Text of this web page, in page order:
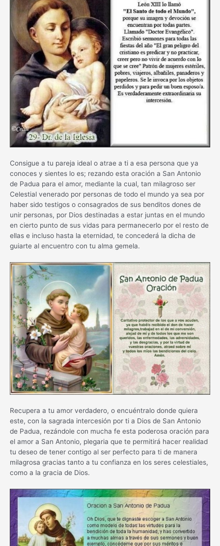
Consigue a tu pareja ideal o atrae a ti a esa persona que ya
conoces y sientes lo es; rezando esta oración a San Antonio
de Padua para el amor, mediante la cual, tan milagroso ser
Celestial venerado por personas de todo el mundo ya sea por
haber sido testigos o consagrados de sus benditos dones de
unir personas, por Dios destinadas a estar juntas en el mundo
en cierto punto de sus vidas para permanecerlo por el resto de
ellas e incluso hasta la eternidad, te concederá la dicha de
guiarte al encuentro con tu alma gemela.
Recupera a tu amor verdadero, o encuéntralo donde quiera
este, con la sagrada intercesión por ti a Dios de San Antonio
de Padua, rezándole con mucha fe esta poderosa oración para
el amor a San Antonio, plegaria que te permitirá hacer realidad
tu deseo de tener contigo al ser perfecto para ti de manera
milagrosa gracias tanto a tu confianza en los seres celestiales,
como a la gracia de Dios.